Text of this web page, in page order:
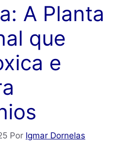
A Planta
que
e
Por Igmar Dornelas